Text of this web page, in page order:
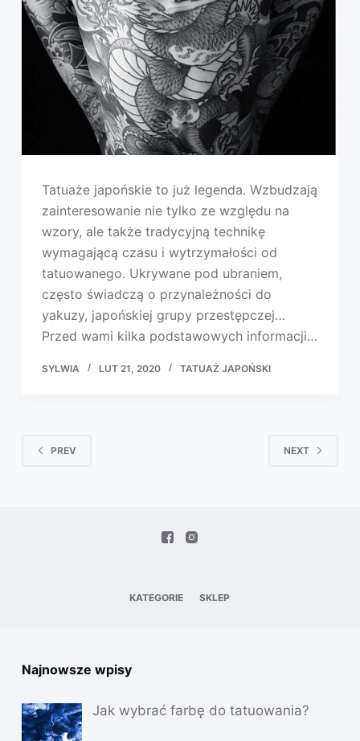
Tatuaże japońskie to już legenda. Wzbudzają
zainteresowanie nie tylko ze względu na
wzory, ale także tradycyjną technikę
wymagającą czasu i wytrzymałości od
tatuowanego. Ukrywane pod ubraniem,
często świadczą o przynależności do
yakuzy, japońskiej grupy przestępczej…
Przed wami kilka podstawowych informacji…
SYLWIA LUT 21, 2020 TATUAŻ JAPOŃSKI
PREV NEXT
KATEGORIE SKLEP
Najnowsze wpisy
Jak wybrać farbę do tatuowania?